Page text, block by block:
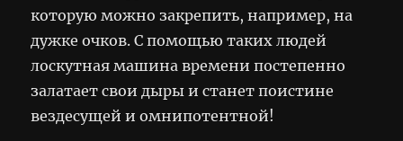
которую можно закрепить, например, на
дужке очков. С помощью таких людей
лоскутная машина времени постепенно
залатает свои дыры и станет поистине
вездесущей и омнипотентной!